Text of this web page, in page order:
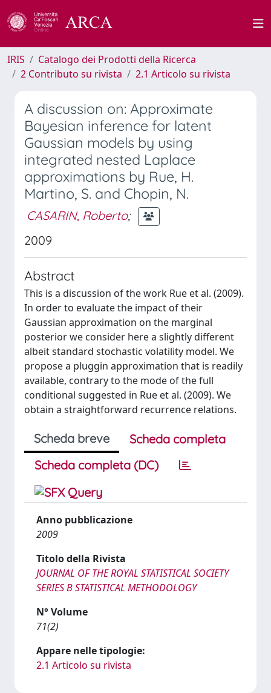
IRIS
Catalogo dei Prodotti della Ricerca
2 Contributo su rivista
2.1 Articolo su rivista
A discussion on: Approximate
Bayesian inference for latent
Gaussian models by using
integrated nested Laplace
approximations by Rue, H.
Martino, S. and Chopin, N.
CASARIN, Roberto;
2009
Abstract
This is a discussion of the work Rue et al. (2009).
In order to evaluate the impact of their
Gaussian approximation on the marginal
posterior we consider here a slightly different
albeit standard stochastic volatility model. We
propose a pluggin approximation that is readily
available, contrary to the mode of the full
conditional suggested in Rue et al. (2009). We
obtain a straightforward recurrence relations.
Scheda breve
Scheda completa
Scheda completa (DC)
Anno pubblicazione
2009
Titolo della Rivista
JOURNAL OF THE ROYAL STATISTICAL SOCIETY
SERIES B STATISTICAL METHODOLOGY
N° Volume
71(2)
Appare nelle tipologie:
2.1 Articolo su rivista